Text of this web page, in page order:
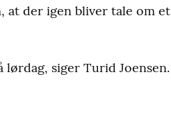
at der igen bliver tale om et
siger Turid Joensen.